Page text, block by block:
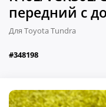
передний с
Для Toyota Tundra
#348198